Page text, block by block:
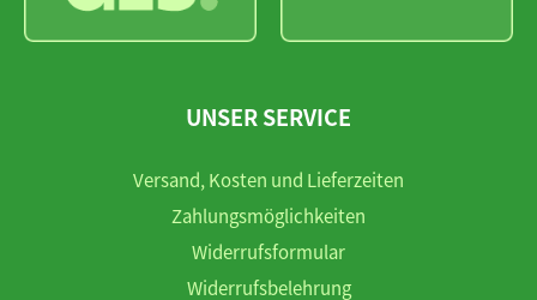
UNSER SERVICE
Versand, Kosten und Lieferzeiten
Zahlungsmöglichkeiten
Widerrufsformular
Widerrufsbelehrung